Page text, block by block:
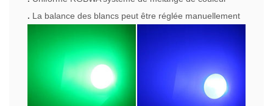
. La balance des blancs peut être réglée manuellement